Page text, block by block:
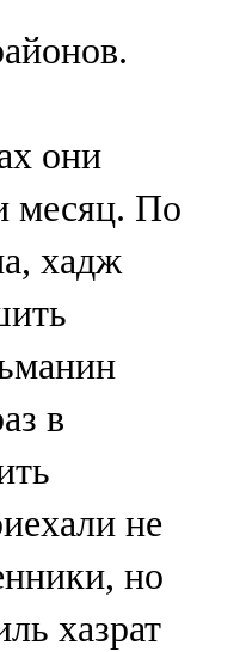
они
месяц. По
хадж
в
не
но
хазрат